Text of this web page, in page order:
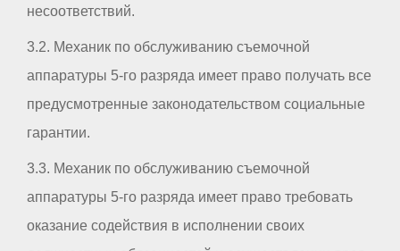
несоответствий.
3.2. Механик по обслуживанию съемочной
аппаратуры 5-го разряда имеет право получать все
предусмотренные законодательством социальные
гарантии.
3.3. Механик по обслуживанию съемочной
аппаратуры 5-го разряда имеет право требовать
оказание содействия в исполнении своих